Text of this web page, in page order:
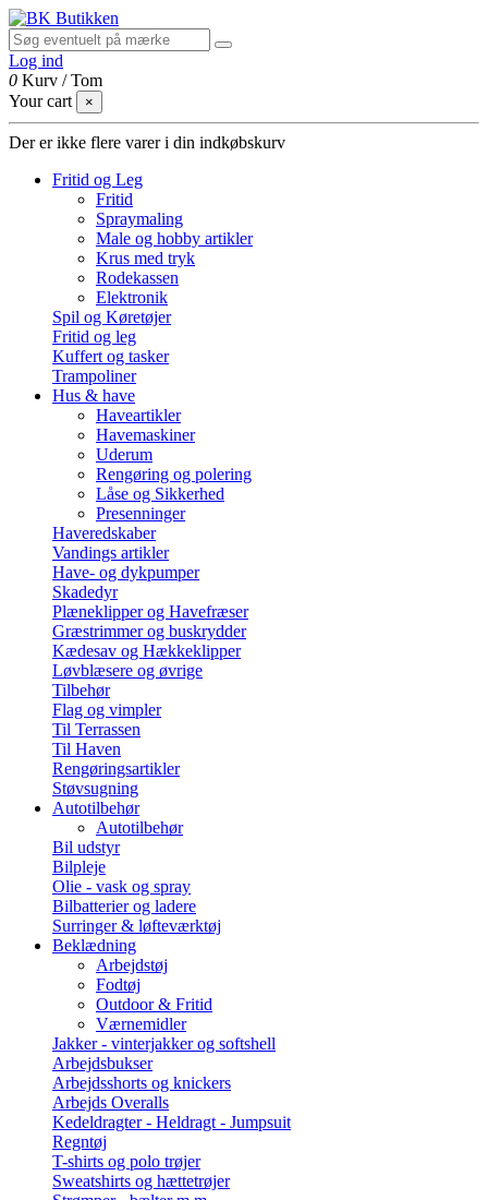
Log ind
0 Kurv /Tom
Your cart
×
Der er ikke flere varer i din indkøbskurv
Fritid og Leg
Fritid
Spraymaling
Male og hobby artikler
Krus med tryk
Rodekassen
Elektronik
Spil og Køretøjer
Fritid og leg
Kuffert og tasker
Trampoliner
Hus & have
Haveartikler
Havemaskiner
Uderum
Rengøring og polering
Låse og Sikkerhed
Presenninger
Haveredskaber
Vandings artikler
Have- og dykpumper
Skadedyr
Plæneklipper og Havefræser
Græstrimmer og buskrydder
Kædesav og Hækkeklipper
Løvblæsere og øvrige
Tilbehør
Flag og vimpler
Til Terrassen
Til Haven
Rengøringsartikler
Støvsugning
Autotilbehør
Autotilbehør
Bil udstyr
Bilpleje
Olie - vask og spray
Bilbatterier og ladere
Surringer & løfteværktøj
Beklædning
Arbejdstøj
Fodtøj
Outdoor & Fritid
Værnemidler
Jakker - vinterjakker og softshell
Arbejdsbukser
Arbejdsshorts og knickers
Arbejds Overalls
Kedeldragter - Heldragt - Jumpsuit
Regntøj
T-shirts og polo trøjer
Sweatshirts og hættetrøjer